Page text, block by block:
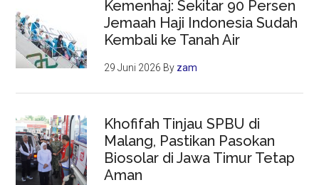
Kemenhaj: Sekitar 90 Persen
Jemaah Haji Indonesia Sudah
Kembali ke Tanah Air
29 Juni 2026 By zam
Khofifah Tinjau SPBU di
Malang, Pastikan Pasokan
Biosolar di Jawa Timur Tetap
Aman